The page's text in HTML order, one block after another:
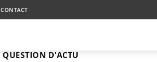
CONTACT
QUESTION D'ACTU